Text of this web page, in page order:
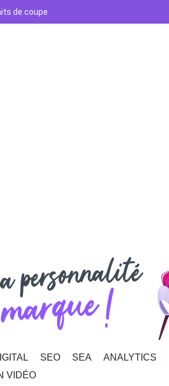
de coupe
SEO SEA ANALYTICS
VIDÉO